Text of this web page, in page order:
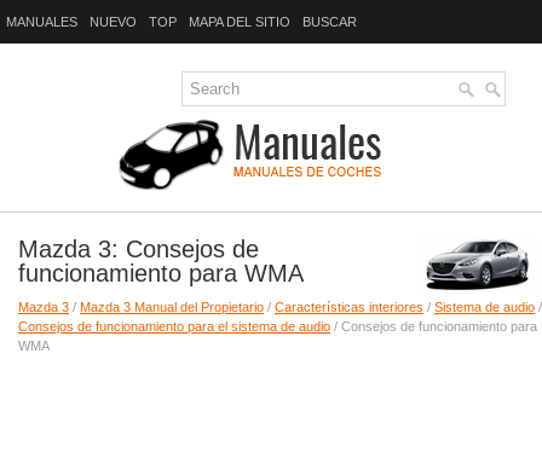
MANUALES NUEVO TOP MAPA DEL SITIO BUSCAR
Mazda 3: Consejos de
funcionamiento para WMA
Mazda 3 / Mazda 3 Manual del Propietario / Características interiores / Sistema de audio /
Consejos de funcionamiento para el sistema de audio / Consejos de funcionamiento para
WMA